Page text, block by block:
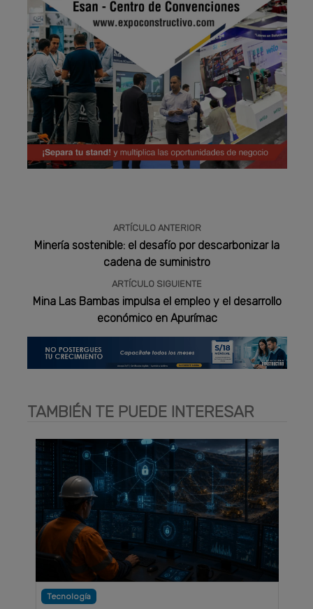
ARTÍCULO ANTERIOR
Minería sostenible: el desafío por descarbonizar la
cadena de suministro
ARTÍCULO SIGUIENTE
Mina Las Bambas impulsa el empleo y el desarrollo
económico en Apurímac
TAMBIÉN TE PUEDE INTERESAR
Tecnología